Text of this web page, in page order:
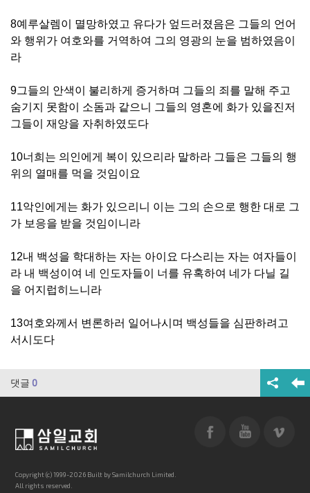
8예루살렘이 멸망하였고 유다가 엎드러졌음은 그들의 언어
와 행위가 여호와를 거역하여 그의 영광의 눈을 범하였음이
라
9그들의 안색이 불리하게 증거하며 그들의 죄를 말해 주고
숨기지 못함이 소돔과 같으니 그들의 영혼에 화가 있을진저
그들이 재앙을 자취하였도다
10너희는 의인에게 복이 있으리라 말하라 그들은 그들의 행
위의 열매를 먹을 것임이요
11악인에게는 화가 있으리니 이는 그의 손으로 행한 대로 그
가 보응을 받을 것임이니라
12내 백성을 학대하는 자는 아이요 다스리는 자는 여자들이
라 내 백성이여 네 인도자들이 너를 유혹하여 네가 다닐 길
을 어지럽히느니라
13여호와께서 변론하러 일어나시며 백성들을 심판하려고
서시도다
댓글 0
Copyright (c) 1999-2026 Built by Samilchurch Limited.
All rights reserved.